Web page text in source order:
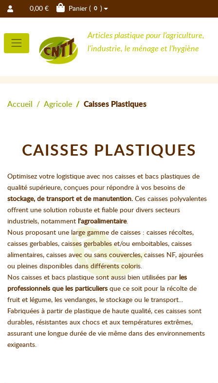
0,00 € Panier ( 0 )
Articles plastique pour l'agriculture,
l'industrie, le ménage et l'hygiène
Accueil Agricole Caisses Plastiques
CAISSES PLASTIQUES
Optimisez votre logistique avec nos caisses et bacs plastiques de
qualité supérieure, conçues pour répondre à vos besoins de
stockage, de transport et de manutention. Ces caisses polyvalentes
offrent une solution robuste et fiable pour divers secteurs
industriels, notamment l'agroalimentaire.
Nous proposant une large gamme de caisses : caisses récoltes,
caisses gerbables, caisses gerbables et/ou emboitables, caisses
alimentaires, caisses avec ou sans couvercles, caisses NF, ajourées
ou pleines disponibles dans différents coloris.
Nos caisses et bacs plastique sont aussi bien utilisées par les
professionnels que les particuliers que ce soit pour la récolte de
fruit et légume, les vendanges, le stockage ou le transport...
Fabriquées à partir de plastique de haute qualité, ces caisses sont
durables, résistantes aux chocs et aux températures extrêmes,
assurant une longue durée de vie même dans des environnements
exigeants.